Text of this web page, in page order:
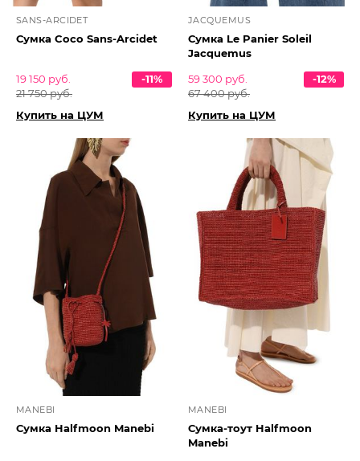
SANS-ARCIDET
Сумка Coco Sans-Arcidet
19 150 руб.
21 750 руб.
-11%
Купить на ЦУМ
JACQUEMUS
Сумка Le Panier Soleil
Jacquemus
59 300 руб.
67 400 руб.
-12%
Купить на ЦУМ
MANEBI
Сумка Halfmoon Manebi
MANEBI
Сумка-тоут Halfmoon
Manebi